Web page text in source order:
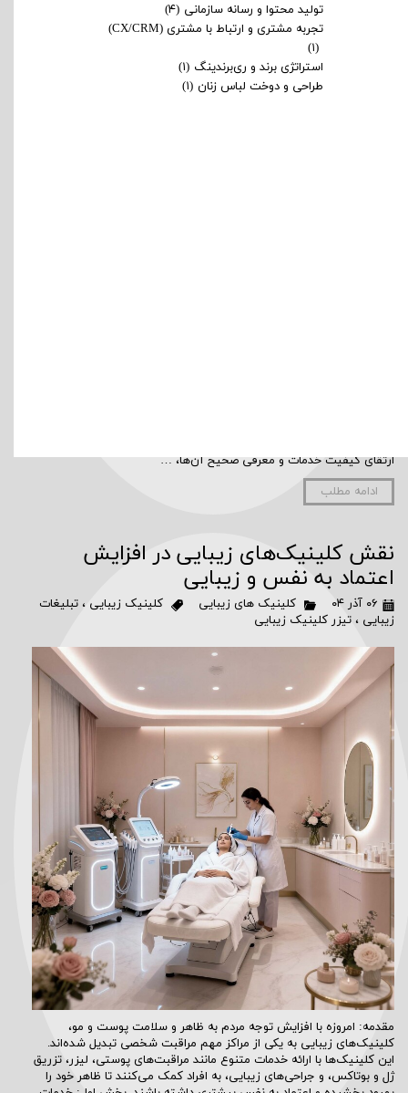
ارتقای کیفیت خدمات و معرفی صحیح آن‌ها، …
ادامه مطلب
نقش کلینیک‌های زیبایی در افزایش
اعتماد به نفس و زیبایی
۰۶ آذر ۰۴ کلینیک های زیبایی کلینیک زیبایی ، تبلیغات
زیبایی ، تیزر کلینیک زیبایی
مقدمه: امروزه با افزایش توجه مردم به ظاهر و سلامت پوست و مو،
کلینیک‌های زیبایی به یکی از مراکز مهم مراقبت شخصی تبدیل شده‌اند.
این کلینیک‌ها با ارائه خدمات متنوع مانند مراقبت‌های پوستی، لیزر، تزریق
ژل و بوتاکس، و جراحی‌های زیبایی، به افراد کمک می‌کنند تا ظاهر خود را
تولید محتوا و رسانه سازمانی (۴)
تجربه مشتری و ارتباط با مشتری (CX/CRM)
(۱)
استراتژی برند و ری‌برندینگ (۱)
طراحی و دوخت لباس زنان (۱)